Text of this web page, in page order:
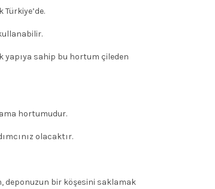
yapıya sahip bu hortum çileden
hortumudur.
olacaktır.
deponuzun bir köşesini saklamak